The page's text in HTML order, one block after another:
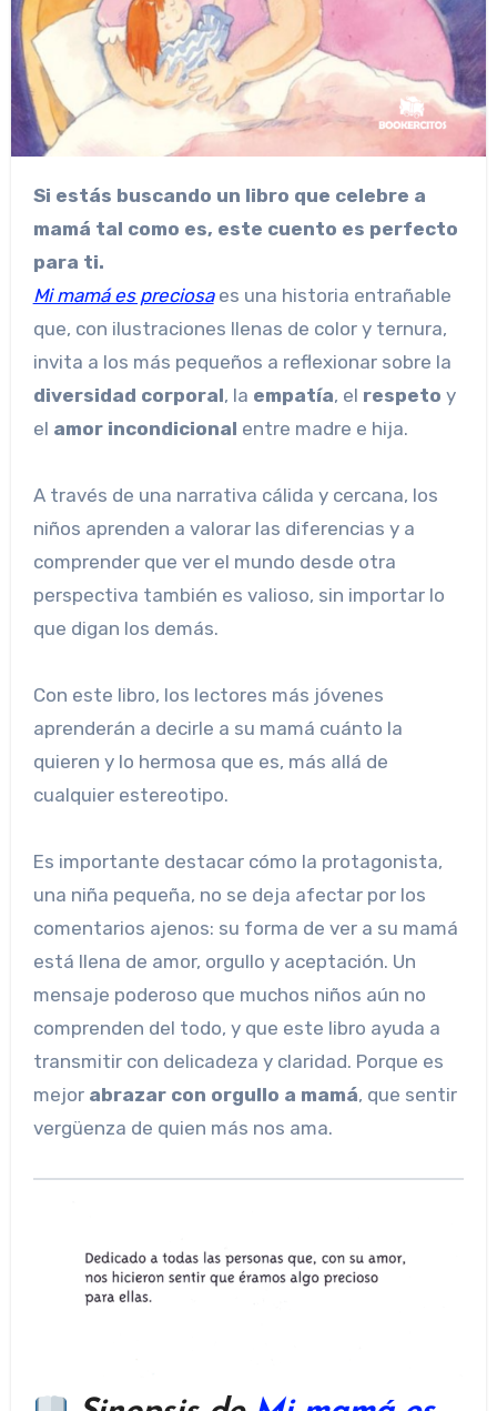
Si estás buscando un libro que celebre a
mamá tal como es, este cuento es perfecto
para ti.
Mi mamá es preciosaes una historia entrañable
que, con ilustraciones llenas de color y ternura,
invita a los más pequeños a reflexionar sobre la
diversidad corporal, la empatía, el respeto y
el amor incondicional entre madre e hija.
A través de una narrativa cálida y cercana, los
niños aprenden a valorar las diferencias y a
comprender que ver el mundo desde otra
perspectiva también es valioso, sin importar lo
que digan los demás.
Con este libro, los lectores más jóvenes
aprenderán a decirle a su mamá cuánto la
quieren y lo hermosa que es, más allá de
cualquier estereotipo.
Es importante destacar cómo la protagonista,
una niña pequeña, no se deja afectar por los
comentarios ajenos: su forma de ver a su mamá
está llena de amor, orgullo y aceptación. Un
mensaje poderoso que muchos niños aún no
comprenden del todo, y que este libro ayuda a
transmitir con delicadeza y claridad. Porque es
mejor abrazar con orgullo a mamá, que sentir
vergüenza de quien más nos ama.